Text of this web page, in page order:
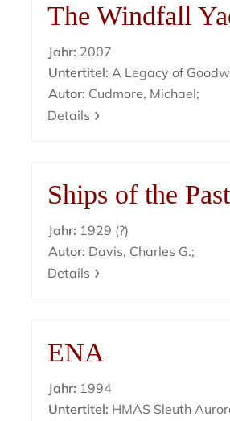
The Windfall
Jahr: 2007
Untertitel: A Legacy of
Autor: Cudmore, Michael;
Details
Ships of the Past
Jahr: 1929 (?)
Autor: Davis, Charles G.;
Details
ENA
Jahr: 1994
Untertitel: HMAS Sleuth